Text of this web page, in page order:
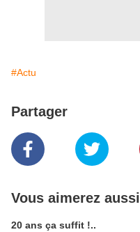
#Actu
Partager
Vous aimerez aussi
20 ans ça suffit !..